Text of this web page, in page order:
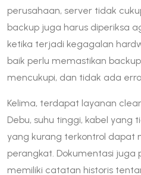
perusahaan, server tidak
backup juga harus diperiksa
ketika terjadi kegagalan
baik perlu memastikan
mencukupi, dan tidak ada
Kelima, terdapat layanan
Debu, suhu tinggi, kabel yang
yang kurang terkontrol dapat
perangkat. Dokumentasi juga
memiliki catatan historis